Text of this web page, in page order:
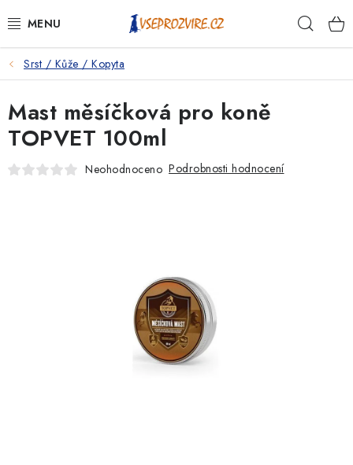
na
PSI
KOČKY
KONĚ
KRÁLÍCI/HLODAVCI/PTÁCI
Srst / Kůže / Kopyta
Mast měsíčková pro koně
TOPVET 100ml
Neohodnoceno Podrobnosti hodnocení